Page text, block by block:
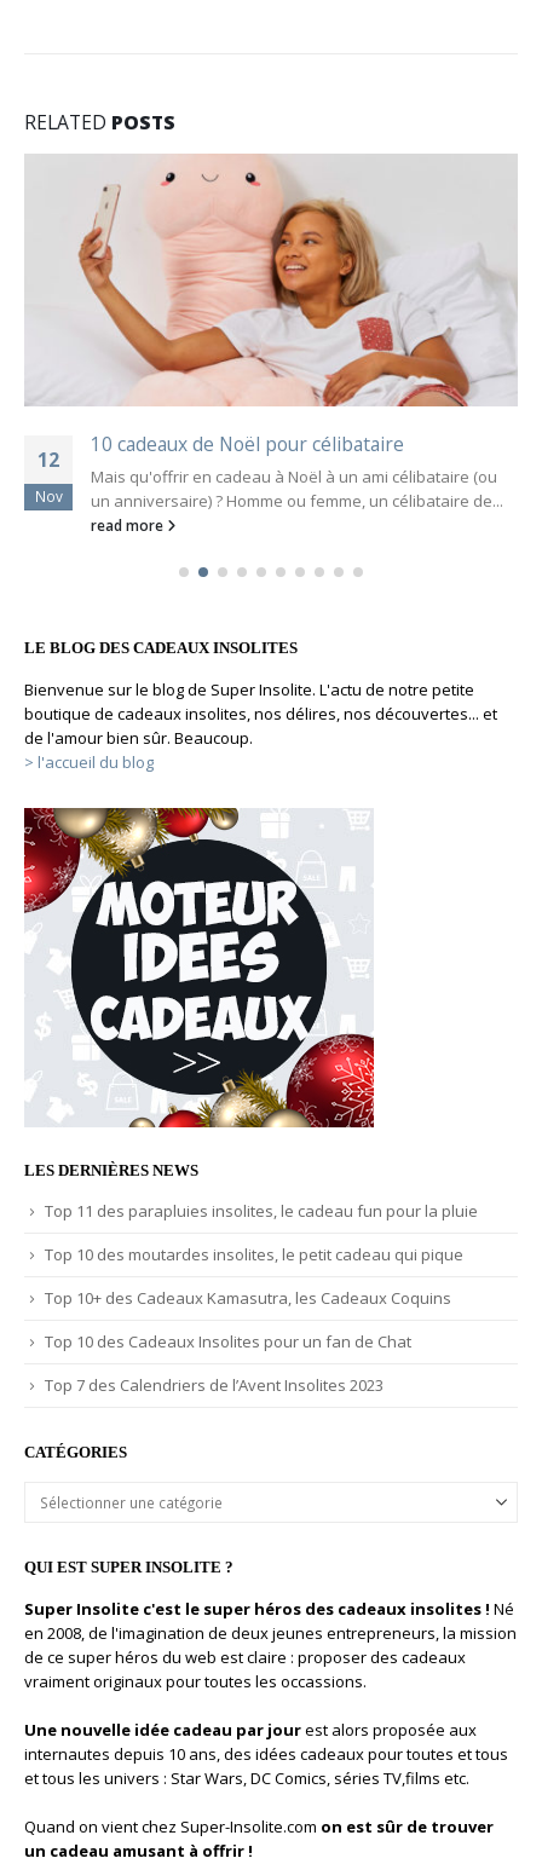
RELATED POSTS
12
Nov
10 cadeaux de Noël pour célibataire
Mais qu'offrir en cadeau à Noël à un ami célibataire (ou
un anniversaire) ? Homme ou femme, un célibataire de...
read more
LE BLOG DES CADEAUX INSOLITES
Bienvenue sur le blog de Super Insolite. L'actu de notre petite
boutique de cadeaux insolites, nos délires, nos découvertes... et
de l'amour bien sûr. Beaucoup.
> l'accueil du blog
LES DERNIÈRES NEWS
Top 11 des parapluies insolites, le cadeau fun pour la pluie
Top 10 des moutardes insolites, le petit cadeau qui pique
Top 10+ des Cadeaux Kamasutra, les Cadeaux Coquins
Top 10 des Cadeaux Insolites pour un fan de Chat
Top 7 des Calendriers de l’Avent Insolites 2023
CATÉGORIES
Catégories
QUI EST SUPER INSOLITE ?
Super Insolite c'est le super héros des cadeaux insolites ! Né
en 2008, de l'imagination de deux jeunes entrepreneurs, la mission
de ce super héros du web est claire : proposer des cadeaux
vraiment originaux pour toutes les occassions.
Une nouvelle idée cadeau par jourest alors proposée aux
internautes depuis 10 ans, des idées cadeaux pour toutes et tous
et tous les univers : Star Wars, DC Comics, séries TV,films etc.
Quand on vient chez Super-Insolite.com on est sûr de trouver
un cadeau amusant à offrir !